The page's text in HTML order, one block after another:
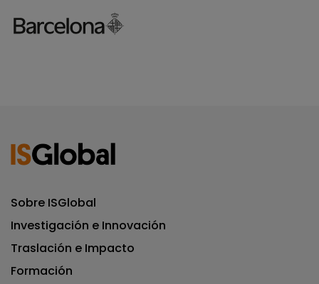
Sobre ISGlobal
Investigación e Innovación
Traslación e Impacto
Formación